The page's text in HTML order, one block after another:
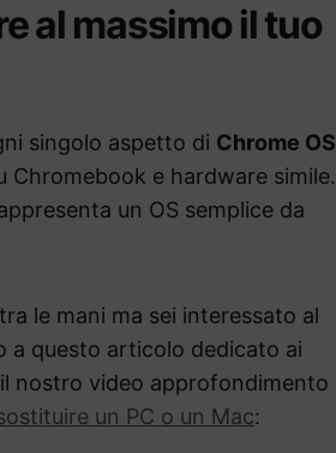
al massimo il tuo
singolo aspetto di Chrome OS
Chromebook e hardware simile.
un OS semplice da
le mani ma sei interessato al
a questo articolo dedicato ai
nostro video approfondimento
un PC o un Mac: